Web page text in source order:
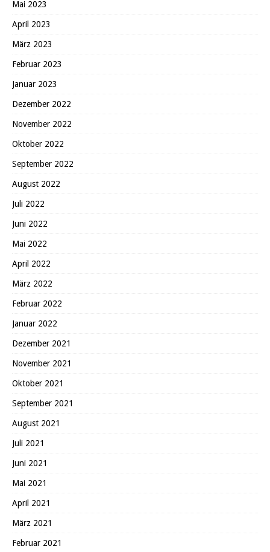
Mai 2023
April 2023
März 2023
Februar 2023
Januar 2023
Dezember 2022
November 2022
Oktober 2022
September 2022
August 2022
Juli 2022
Juni 2022
Mai 2022
April 2022
März 2022
Februar 2022
Januar 2022
Dezember 2021
November 2021
Oktober 2021
September 2021
August 2021
Juli 2021
Juni 2021
Mai 2021
April 2021
März 2021
Februar 2021